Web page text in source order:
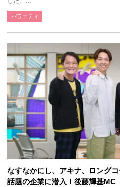
バラエティ
なすなかにし、アキナ、ロング
話題の企業に潜入！後藤輝基MC